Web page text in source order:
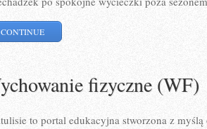
CONTINUE
fizyczne (WF)
to portal edukacyjna stworzona z